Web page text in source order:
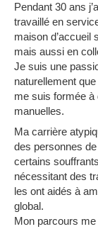
Pendant 30 ans
travaillé en
maison d’accueil
mais aussi en
Je suis une
naturellement
me suis formée à
manuelles.
Ma carrière
des personnes
certains
nécessitant des
les ont aidés à
global.
Mon parcours me